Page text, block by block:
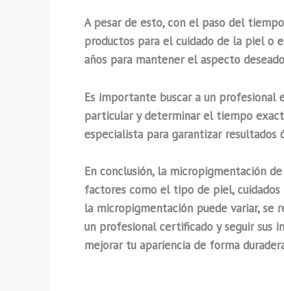
A pesar de esto, con el paso del
productos para el cuidado de la piel o
años para mantener el aspecto
Es importante buscar a un profesional
particular y determinar el tiempo
especialista para garantizar resultados
En conclusión, la micropigmentación
factores como el tipo de piel,
la micropigmentación puede variar, se
un profesional certificado y seguir sus
mejorar tu apariencia de forma